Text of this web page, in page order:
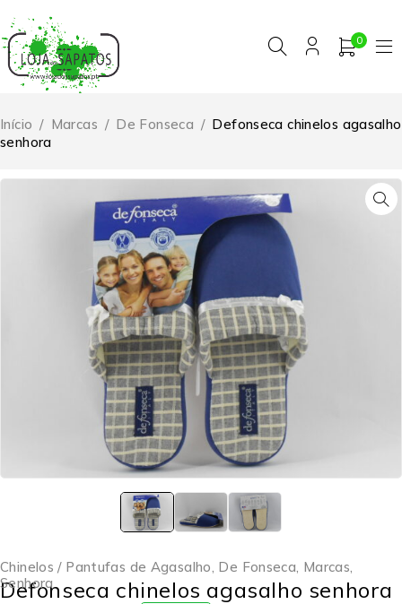
0
Início / Marcas / De Fonseca / Defonseca chinelos agasalho
senhora
Chinelos / Pantufas de Agasalho, De Fonseca, Marcas,
Senhora
Defonseca chinelos agasalho senhora